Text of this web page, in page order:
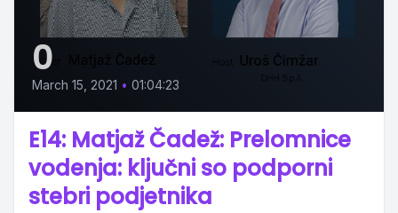
0
March 15, 2021 • 01:04:23
E14: Matjaž Čadež: Prelomnice
vodenja: ključni so podporni
stebri podjetnika